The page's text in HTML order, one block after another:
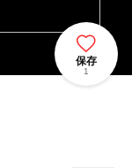
保存
1